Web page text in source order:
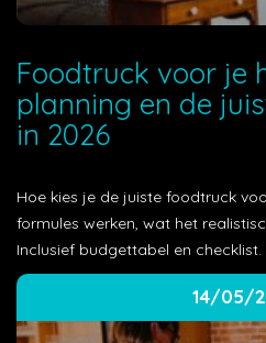
Foodtruck voor je
planning en de
in 2026
Hoe kies je de juiste foodtruck
formules werken, wat het
Inclusief budgettabel en checklist.
14/05/